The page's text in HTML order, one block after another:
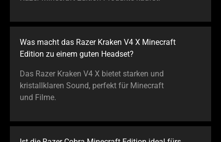
Was macht das Razer Kraken V4 X Minecraft
Edition zu einem guten Headset?
Das Razer Kraken V4 X bietet starken und
kristallklaren Sound, perfekt für Minecraft
und Filme.